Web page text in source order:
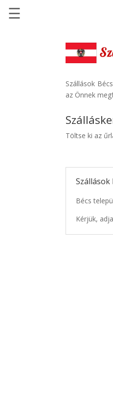
Szállásinfo.eu
Repülőjegy
Autóbérlés
☰
Szállások
az Önnek
Töltse ki az
Bécs
Kérjük,